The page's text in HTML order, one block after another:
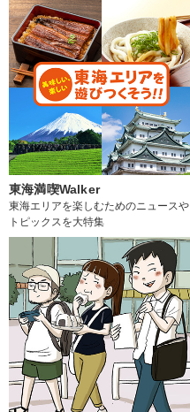
東海満喫Walker
東海エリアを楽しむためのニュースや
トピックスを大特集